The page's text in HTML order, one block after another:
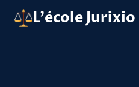
L'école Jurixio